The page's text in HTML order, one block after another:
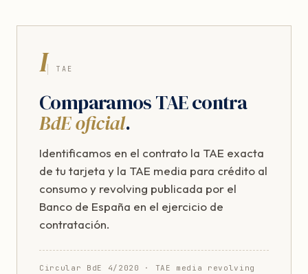
I TAE
Comparamos TAE contra
BdE oficial.
Identificamos en el contrato la TAE exacta
de tu tarjeta y la TAE media para crédito al
consumo y revolving publicada por el
Banco de España en el ejercicio de
contratación.
Circular BdE 4/2020 · TAE media revolving